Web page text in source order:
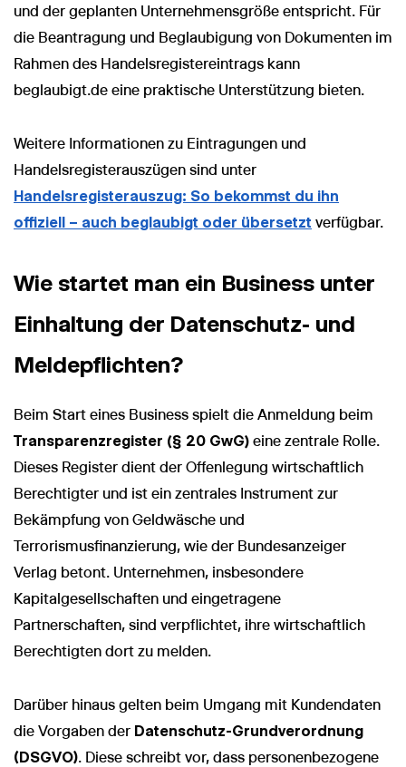
und der geplanten Unternehmensgröße entspricht. Für
die Beantragung und Beglaubigung von Dokumenten im
Rahmen des Handelsregistereintrags kann
beglaubigt.de eine praktische Unterstützung bieten.
Weitere Informationen zu Eintragungen und
Handelsregisterauszügen sind unter
Handelsregisterauszug: So bekommst du ihn
offiziell – auch beglaubigt oder übersetzt verfügbar.
Wie startet man ein Business unter
Einhaltung der Datenschutz- und
Meldepflichten?
Beim Start eines Business spielt die Anmeldung beim
Transparenzregister (§ 20 GwG) eine zentrale Rolle.
Dieses Register dient der Offenlegung wirtschaftlich
Berechtigter und ist ein zentrales Instrument zur
Bekämpfung von Geldwäsche und
Terrorismusfinanzierung, wie der Bundesanzeiger
Verlag betont. Unternehmen, insbesondere
Kapitalgesellschaften und eingetragene
Partnerschaften, sind verpflichtet, ihre wirtschaftlich
Berechtigten dort zu melden.
Darüber hinaus gelten beim Umgang mit Kundendaten
die Vorgaben der Datenschutz-Grundverordnung
(DSGVO). Diese schreibt vor, dass personenbezogene